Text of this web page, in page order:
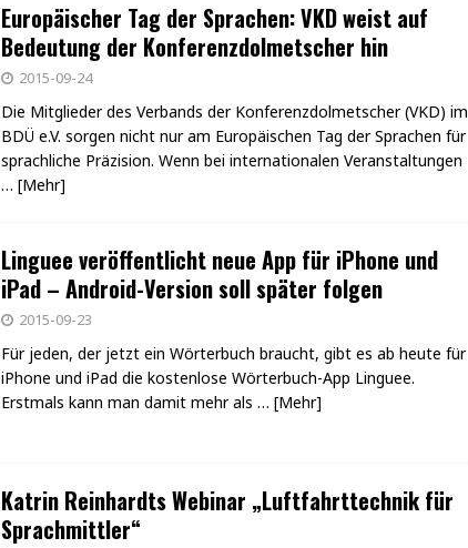
Europäischer Tag der Sprachen: VKD weist auf
Bedeutung der Konferenzdolmetscher hin
2015-09-24
Die Mitglieder des Verbands der Konferenzdolmetscher (VKD) im
BDÜ e.V. sorgen nicht nur am Europäischen Tag der Sprachen für
sprachliche Präzision. Wenn bei internationalen Veranstaltungen
… [Mehr]
Linguee veröffentlicht neue App für iPhone und
iPad – Android-Version soll später folgen
2015-09-23
Für jeden, der jetzt ein Wörterbuch braucht, gibt es ab heute für
iPhone und iPad die kostenlose Wörterbuch-App Linguee.
Erstmals kann man damit mehr als … [Mehr]
Katrin Reinhardts Webinar „Luftfahrttechnik für
Sprachmittler“